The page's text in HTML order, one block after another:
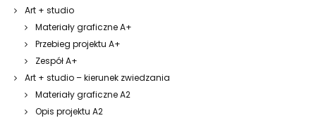
Art + studio
Materiały graficzne A+
Przebieg projektu A+
Zespół A+
Art + studio – kierunek zwiedzania
Materiały graficzne A2
Opis projektu A2